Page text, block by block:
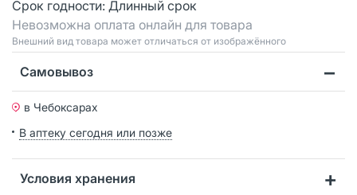
Срок годности: Длинный срок
Невозможна оплата онлайн для товара
Bнешний вид товара может отличаться от изображённого
Самовывоз
в Чебоксарах
В аптеку сегодня или позже
Условия хранения